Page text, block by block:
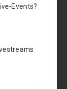
Events?